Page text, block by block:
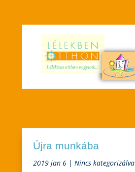
Újra munkába
2019 jan 6 |Nincs kategorizálva